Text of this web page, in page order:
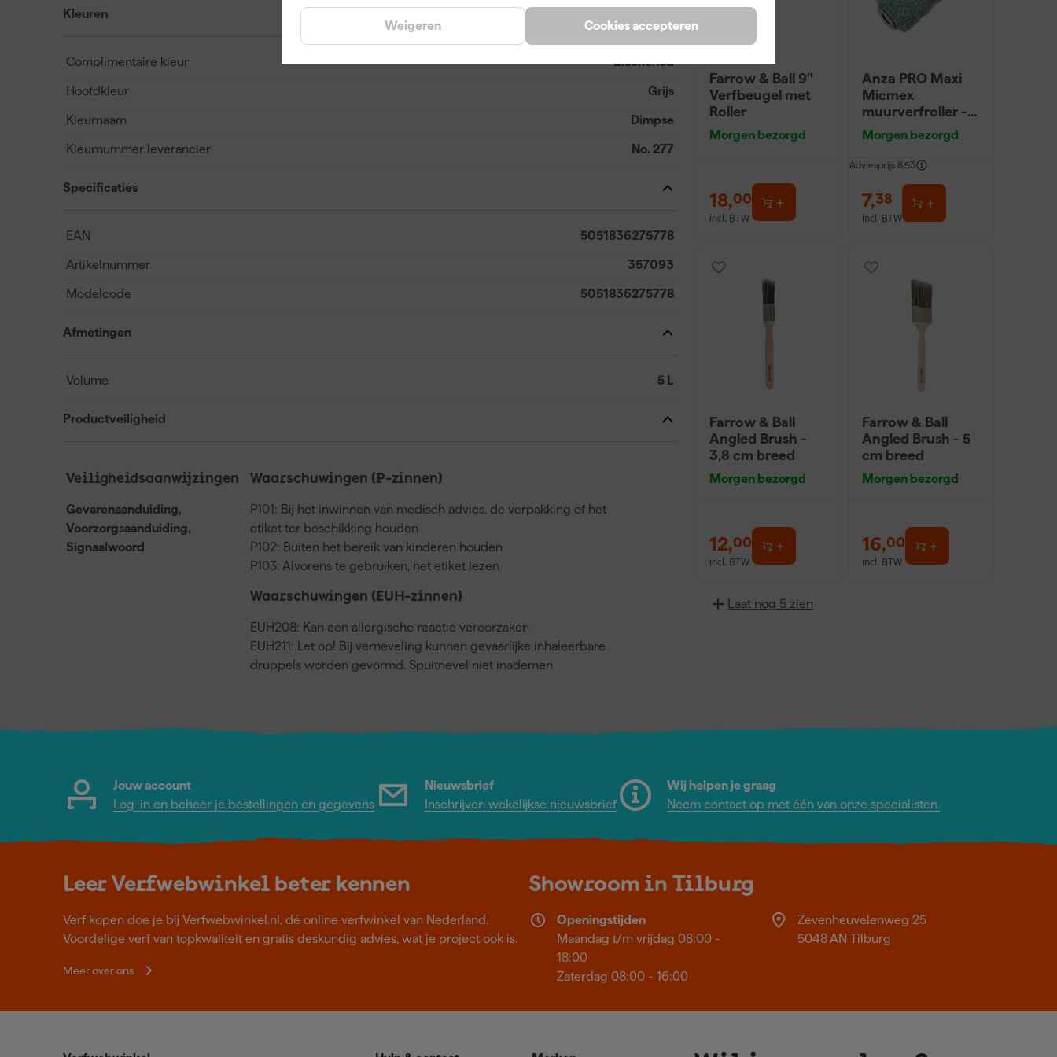
Cookies accepteren
Weigeren
Kleuren
Complimentaire kleur Blackened
Hoofdkleur Grijs
Kleurnaam Dimpse
Kleurnummer leverancier No. 277
Specificaties
EAN 5051836275778
Artikelnummer 357093
Modelcode 5051836275778
Afmetingen
Volume 5 L
Productveiligheid
Veiligheidsaanwijzingen
Gevarenaanduiding,
Voorzorgsaanduiding,
Signaalwoord
Waarschuwingen (P-zinnen)
P101: Bij het inwinnen van medisch advies, de verpakking of het
etiket ter beschikking houden
P102: Buiten het bereik van kinderen houden
P103: Alvorens te gebruiken, het etiket lezen
Waarschuwingen (EUH-zinnen)
EUH208: Kan een allergische reactie veroorzaken
EUH211: Let op! Bij verneveling kunnen gevaarlijke inhaleerbare
druppels worden gevormd. Spuitnevel niet inademen
Farrow & Ball 9"
Verfbeugel met
Roller
Morgen bezorgd
18,00
incl. BTW
Anza PRO Maxi
Micmex
muurverfroller -
18cm
Morgen bezorgd
Adviesprijs 8,53
7,38
incl. BTW
Farrow & Ball
Angled Brush -
3,8 cm breed
Morgen bezorgd
12,00
incl. BTW
Farrow & Ball
Angled Brush - 5
cm breed
Morgen bezorgd
16,00
incl. BTW
Laat nog 5 zien
Jouw account
Log-in en beheer je bestellingen en gegevens
Nieuwsbrief
Inschrijven wekelijkse nieuwsbrief
Wij helpen je graag
Neem contact op met één van onze specialisten.
Leer Verfwebwinkel beter kennen
Verf kopen doe je bij Verfwebwinkel.nl, dé online verfwinkel van Nederland.
Voordelige verf van topkwaliteit en gratis deskundig advies, wat je project ook is.
Meer over ons
Showroom in Tilburg
Openingstijden
Maandag t/m vrijdag 08:00 -
18:00
Zaterdag 08:00 - 16:00
Zevenheuvelenweg 25
5048 AN Tilburg